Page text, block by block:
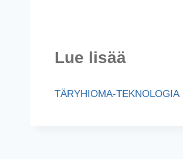
Lue lisää
TÄRYHIOMA-TEKNOLOGIA